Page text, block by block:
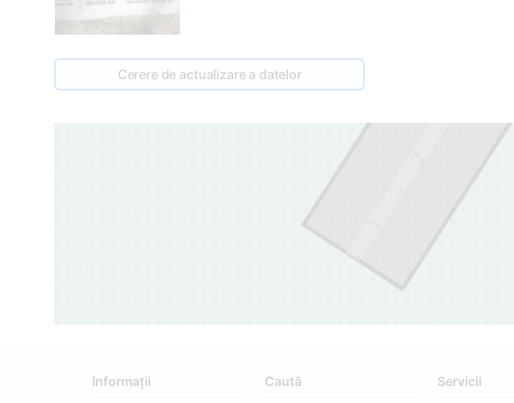
Cerere de actualizare a datelor
Informații Caută Servicii